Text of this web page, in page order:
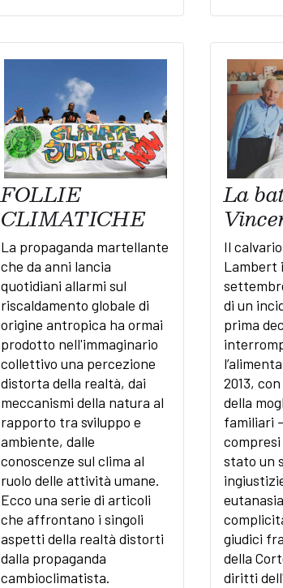
FOLLIE
CLIMATICHE
La propaganda martellante
che da anni lancia
quotidiani allarmi sul
riscaldamento globale di
origine antropica ha ormai
prodotto nell'immaginario
collettivo una percezione
distorta della realtà, dai
meccanismi della natura al
rapporto tra sviluppo e
ambiente, dalle
conoscenze sul clima al
ruolo delle attività umane.
Ecco una serie di articoli
che affrontano i singoli
aspetti della realtà distorti
dalla propaganda
cambioclimatista.
La
Il
Lambert
di un
prima
2013,
della
familiari
compresi
stato un
giudici
della
diritti